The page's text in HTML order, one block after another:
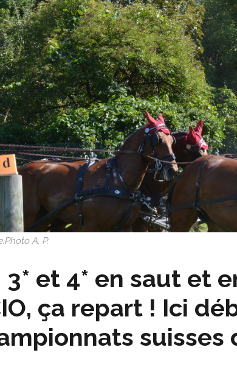
A. P.
3* et 4* en saut et
ça repart ! Ici
suisses